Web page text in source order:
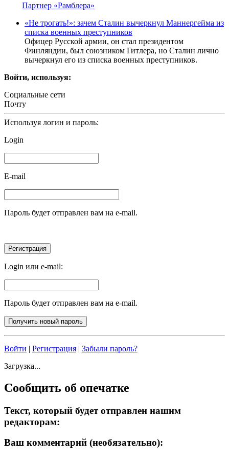
Партнер «Рамблера»
«Не трогать!»: зачем Сталин вычеркнул Маннергейма из
списка военных преступников
Офицер Русской армии, он стал президентом
Финляндии, был союзником Гитлера, но Сталин лично
вычеркнул его из списка военных преступников.
Войти, используя:
Социальные сети
Почту
Используя логин и пароль:
Login
E-mail
Пароль будет отправлен вам на e-mail.
Login или e-mail:
Пароль будет отправлен вам на e-mail.
Войти | Регистрация | Забыли пароль?
Загрузка...
Сообщить об опечатке
Текст, который будет отправлен нашим
редакторам:
Ваш комментарий (необязательно):